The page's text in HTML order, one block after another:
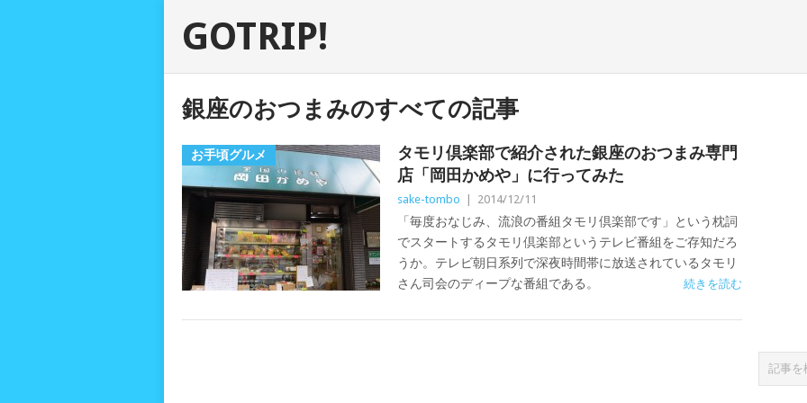
GOTRIP!
銀座のおつまみのすべての記事
お手頃グルメ
タモリ倶楽部で紹介された銀座のおつまみ専門
店「岡田かめや」に行ってみた
sake-tombo 2014/12/11
「毎度おなじみ、流浪の番組タモリ倶楽部です」という枕詞
でスタートするタモリ倶楽部というテレビ番組をご存知だろ
うか。テレビ朝日系列で深夜時間帯に放送されているタモリ
さん司会のディープな番組である。
続きを読む